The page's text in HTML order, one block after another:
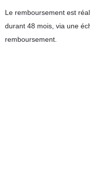
Le remboursement est
durant 48 mois, via une
remboursement.